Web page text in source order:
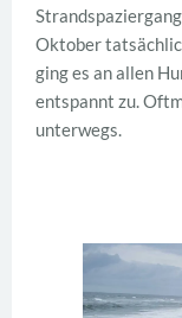
Oktober
ging es an allen
entspannt zu.
unterwegs.